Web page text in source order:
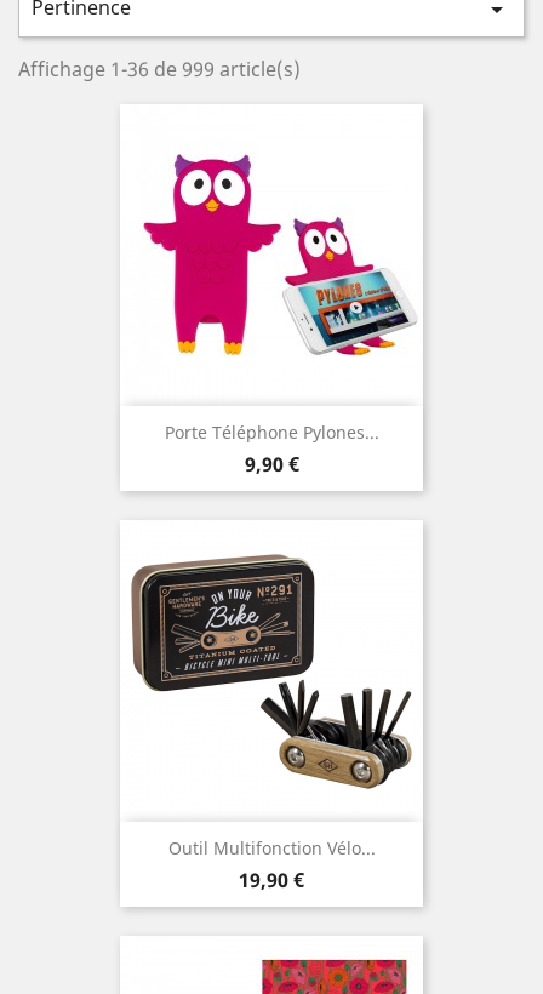
Pertinence 
Affichage 1-36 de 999 article(s)
Porte Téléphone Pylones...
Prix
9,90 €
Outil Multifonction Vélo...
Prix
19,90 €